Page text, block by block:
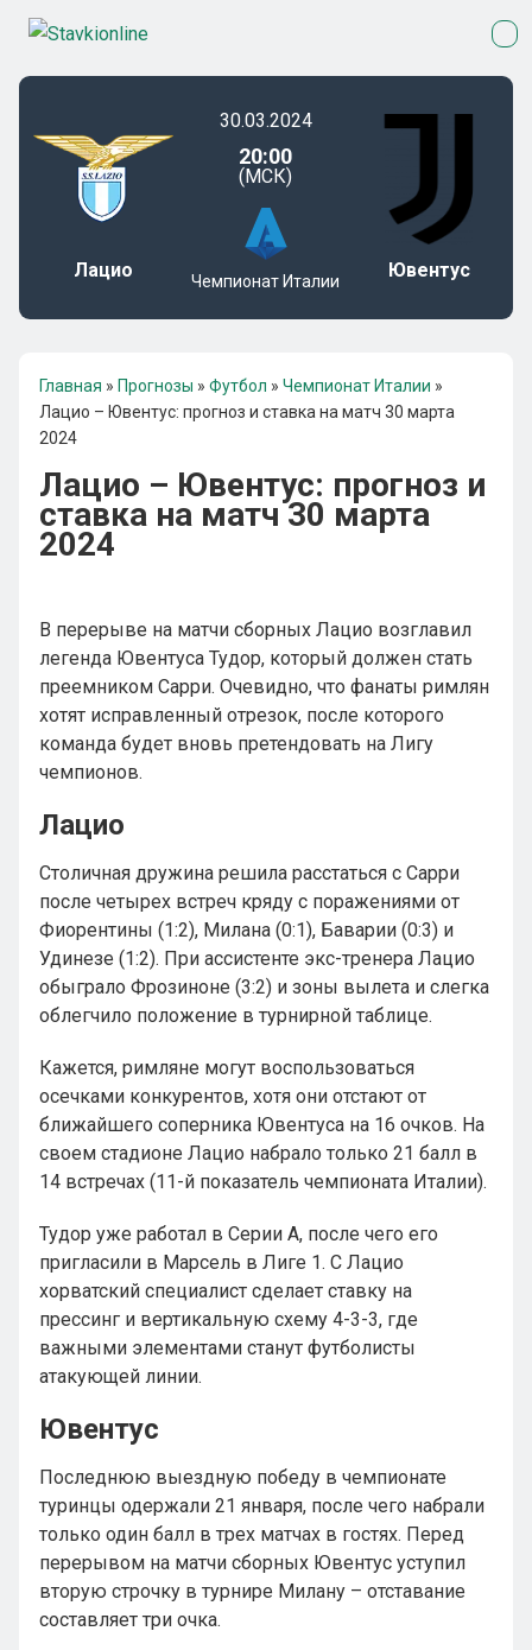
Лацио
30.03.2024
20:00
(МСК)
Чемпионат Италии Ювентус
Главная » Прогнозы » Футбол » Чемпионат Италии »
Лацио – Ювентус: прогноз и ставка на матч 30 марта
2024
Лацио – Ювентус: прогноз и
ставка на матч 30 марта
2024
В перерыве на матчи сборных Лацио возглавил
легенда Ювентуса Тудор, который должен стать
преемником Сарри. Очевидно, что фанаты римлян
хотят исправленный отрезок, после которого
команда будет вновь претендовать на Лигу
чемпионов.
Лацио
Столичная дружина решила расстаться с Сарри
после четырех встреч кряду с поражениями от
Фиорентины (1:2), Милана (0:1), Баварии (0:3) и
Удинезе (1:2). При ассистенте экс-тренера Лацио
обыграло Фрозиноне (3:2) и зоны вылета и слегка
облегчило положение в турнирной таблице.
Кажется, римляне могут воспользоваться
осечками конкурентов, хотя они отстают от
ближайшего соперника Ювентуса на 16 очков. На
своем стадионе Лацио набрало только 21 балл в
14 встречах (11-й показатель чемпионата Италии).
Тудор уже работал в Серии А, после чего его
пригласили в Марсель в Лиге 1. С Лацио
хорватский специалист сделает ставку на
прессинг и вертикальную схему 4-3-3, где
важными элементами станут футболисты
атакующей линии.
Ювентус
Последнюю выездную победу в чемпионате
туринцы одержали 21 января, после чего набрали
только один балл в трех матчах в гостях. Перед
перерывом на матчи сборных Ювентус уступил
вторую строчку в турнире Милану – отставание
составляет три очка.